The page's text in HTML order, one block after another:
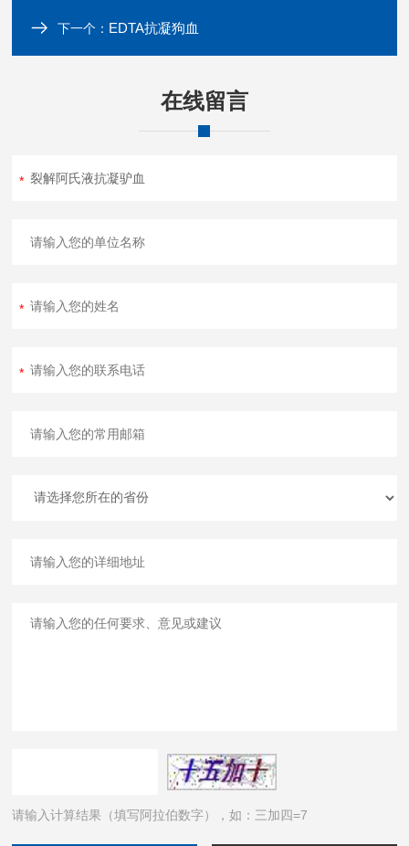
下一个： EDTA抗凝狗血
在线留言
请输入计算结果（填写阿拉伯数字），如：三加四=7